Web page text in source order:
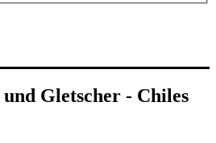
Gletscher - Chiles